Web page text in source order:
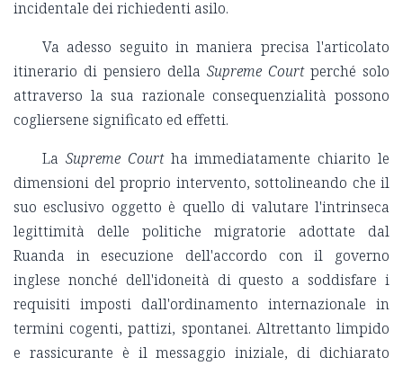
incidentale dei richiedenti asilo.
Va adesso seguito in maniera precisa l'articolato
itinerario di pensiero della Supreme Courtperché solo
attraverso la sua razionale consequenzialità possono
cogliersene significato ed effetti.
La Supreme Courtha immediatamente chiarito le
dimensioni del proprio intervento, sottolineando che il
suo esclusivo oggetto è quello di valutare l'intrinseca
legittimità delle politiche migratorie adottate dal
Ruanda in esecuzione dell'accordo con il governo
inglese nonché dell'idoneità di questo a soddisfare i
requisiti imposti dall'ordinamento internazionale in
termini cogenti, pattizi, spontanei. Altrettanto limpido
e rassicurante è il messaggio iniziale, di dichiarato